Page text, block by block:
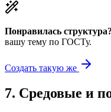
Понравилась структура?
вашу тему по ГОСТу.
Создать такую же
7. Средовые и